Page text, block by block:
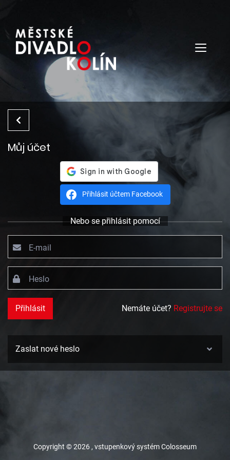
Můj účet
Přihlásit účtem Facebook
Nebo se přihlásit pomocí
E-mail
Heslo
Přihlásit Nemáte účet? Registrujte se
Zaslat nové heslo
Copyright ©2026 , vstupenkový systém Colosseum